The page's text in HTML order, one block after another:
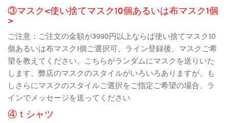
③マスク<使い捨てマスク10個あるいは布マスク1個
>
ご注意：ご注文の金額が3990円以上ならば使い捨てマスク10
個あるいは布マスク1個ご選択可、ライン登録後、マスクご希
望を教えてください、こちらがランダムにマスクを送りいた
します、弊店のマスクのスタイルがいろいろありますが、も
しさらにマスクのスタイルご選択をご指定ご希望の場合、ラ
インでメッセージを送ってください
④ｔシャツ